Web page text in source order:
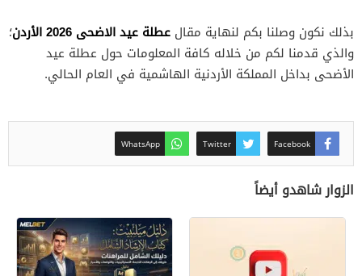
بذلك نكون وصلنا بكم لنهاية مقال عطلة عيد الاضحى 2026 الأردن
؛
والذي قدمنا لكم من خلاله كافة المعلومات حول عطلة عيد
الأضحى بداخل المملكة الأردنية الهاشمية في العام الحالي.
Facebook
Twitter
WhatsApp
الزوار شاهدو أيضاً